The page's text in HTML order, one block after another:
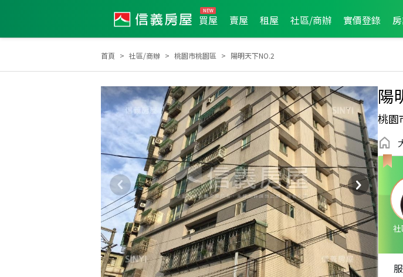
買屋 賣屋 租屋 社區/商辦 實價登錄
首頁 社區/商辦 桃園市桃園區 陽明天下NO.2
陽
桃園
社
2026年6月區成件TOP1 2026年5月區成件TOP2 2026年2月區成件TOP3 2023年1月區